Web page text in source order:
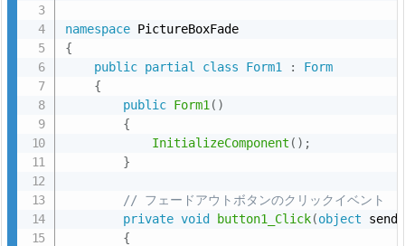
namespace
{
public partial class Form1 :
Form
{
public Form1 ( )
{
InitializeComponent ( ) ;
}
// フェードアウトボタンのクリックイベント
private void button1_Click(object
{